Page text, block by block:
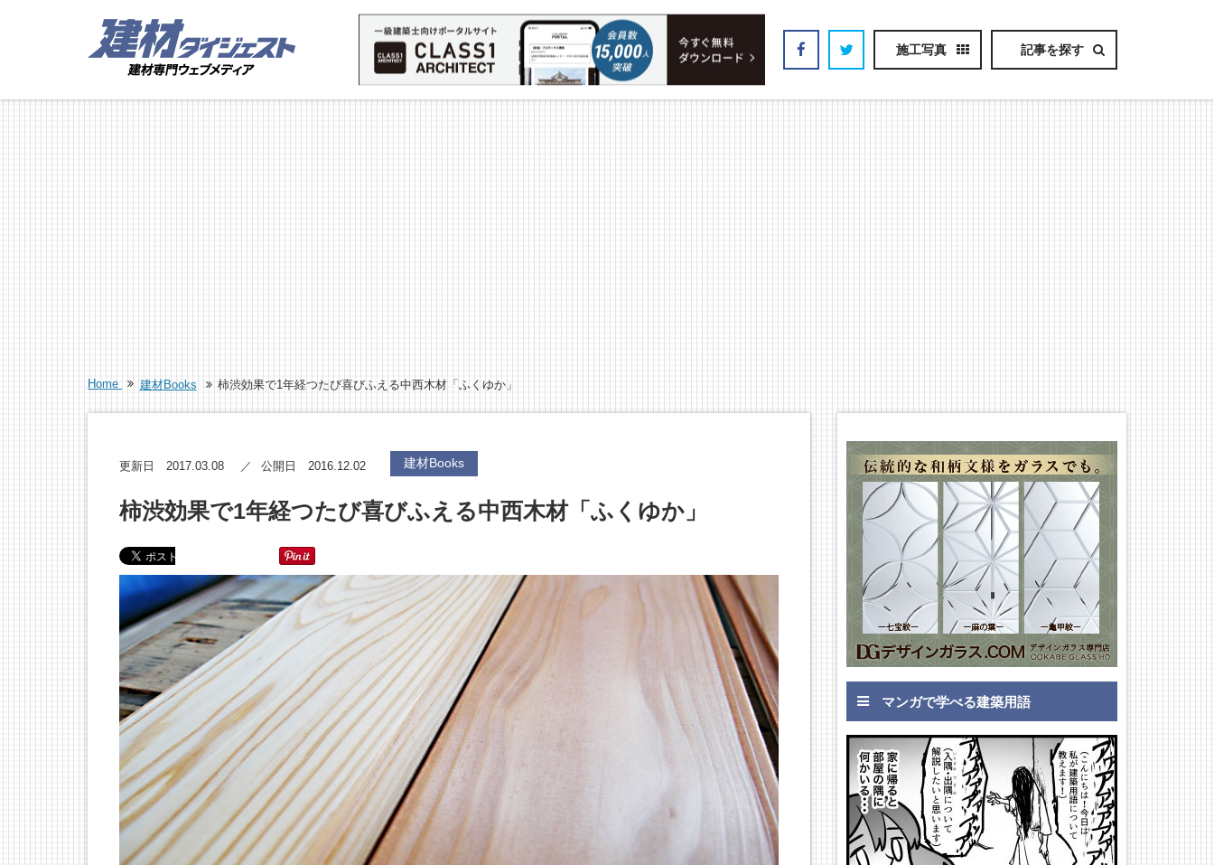
施工写真 記事を探す
Home 建材Books 柿渋効果で1年経つたび喜びふえる中西木材「ふくゆか」
更新日 2017.03.08 公開日 2016.12.02 建材Books
柿渋効果で1年経つたび喜びふえる中西木材「ふくゆか」
マンガで学べる建築用語